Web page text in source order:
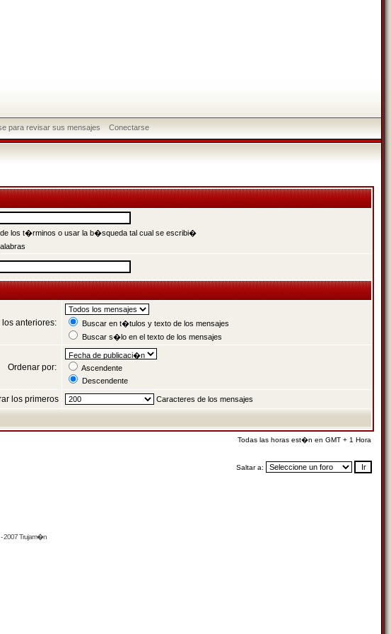
para revisar sus mensajes Conectarse
de los t�rminos o usar la b�squeda tal cual se escribi�
los anteriores:
Buscar en t�tulos y texto de los mensajes
Buscar s�lo en el texto de los mensajes
Ordenar por:
Ascendente
Descendente
los primeros Caracteres de los mensajes
Todas las horas est�n en GMT + 1 Hora
Saltar a:
2007 Trujam�n